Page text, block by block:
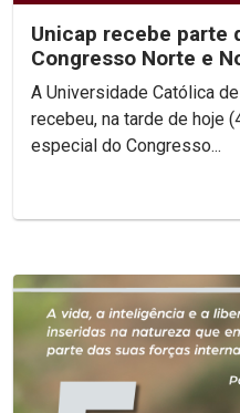
Unicap recebe parte
Congresso Norte e
Gerontologia e
A Universidade Católica
recebeu, na tarde de hoje
especial do Congresso...